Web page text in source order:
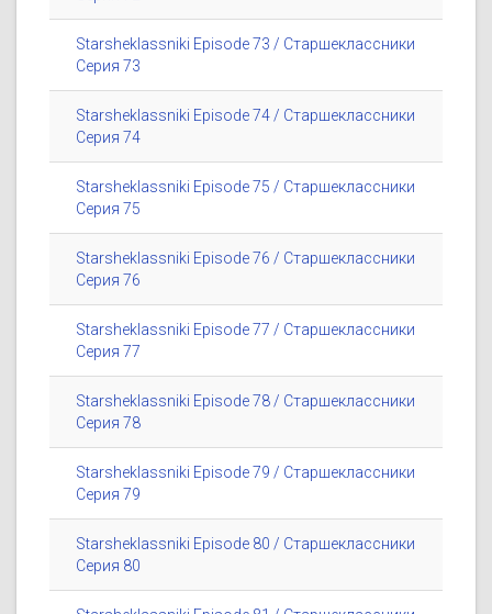
Starsheklassniki Episode 73 / Старшеклассники
Серия 73
Starsheklassniki Episode 74 / Старшеклассники
Серия 74
Starsheklassniki Episode 75 / Старшеклассники
Серия 75
Starsheklassniki Episode 76 / Старшеклассники
Серия 76
Starsheklassniki Episode 77 / Старшеклассники
Серия 77
Starsheklassniki Episode 78 / Старшеклассники
Серия 78
Starsheklassniki Episode 79 / Старшеклассники
Серия 79
Starsheklassniki Episode 80 / Старшеклассники
Серия 80